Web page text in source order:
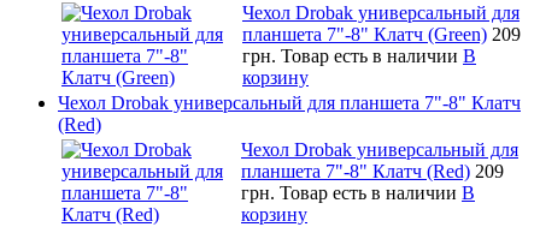
Чехол Drobak универсальный для
планшета 7"-8" Клатч (Green) 209
грн. Товар есть в наличии В
корзину
Чехол Drobak универсальный для планшета 7"-8" Клатч
(Red)
Чехол Drobak универсальный для
планшета 7"-8" Клатч (Red) 209
грн. Товар есть в наличии В
корзину